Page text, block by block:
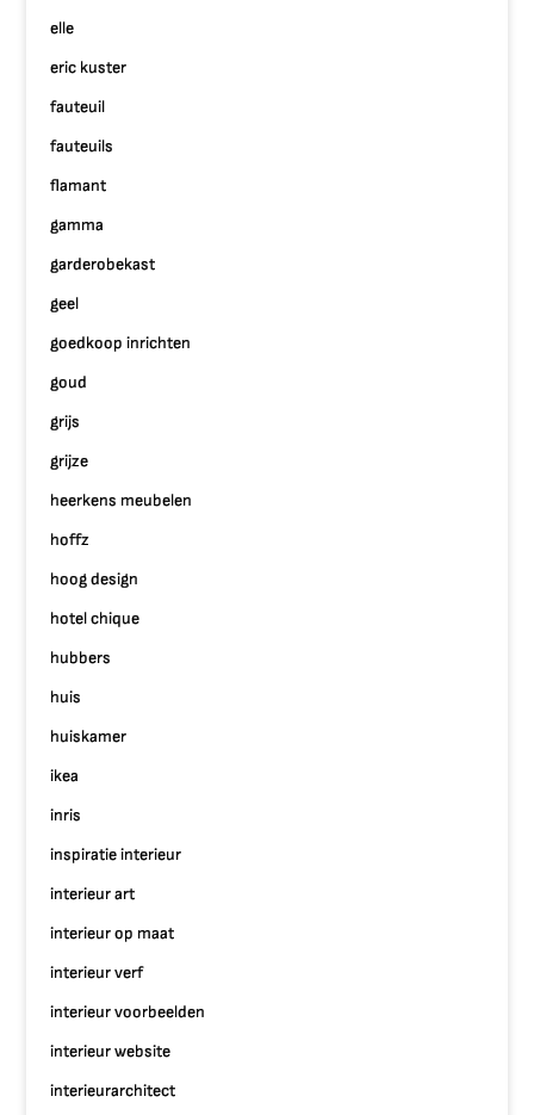
elle
eric kuster
fauteuil
fauteuils
flamant
gamma
garderobekast
geel
goedkoop inrichten
goud
grijs
grijze
heerkens meubelen
hoffz
hoog design
hotel chique
hubbers
huis
huiskamer
ikea
inris
inspiratie interieur
interieur art
interieur op maat
interieur verf
interieur voorbeelden
interieur website
interieurarchitect